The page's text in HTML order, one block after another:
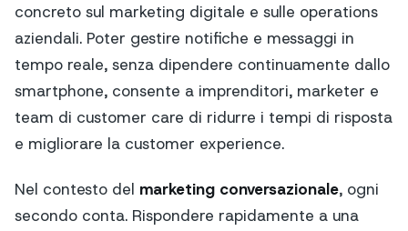
concreto sul marketing digitale e sulle operations
aziendali. Poter gestire notifiche e messaggi in
tempo reale, senza dipendere continuamente dallo
smartphone, consente a imprenditori, marketer e
team di customer care di ridurre i tempi di risposta
e migliorare la customer experience.
Nel contesto del marketing conversazionale, ogni
secondo conta. Rispondere rapidamente a una